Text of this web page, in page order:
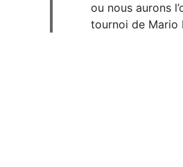
ou nous aurons
tournoi de Mario